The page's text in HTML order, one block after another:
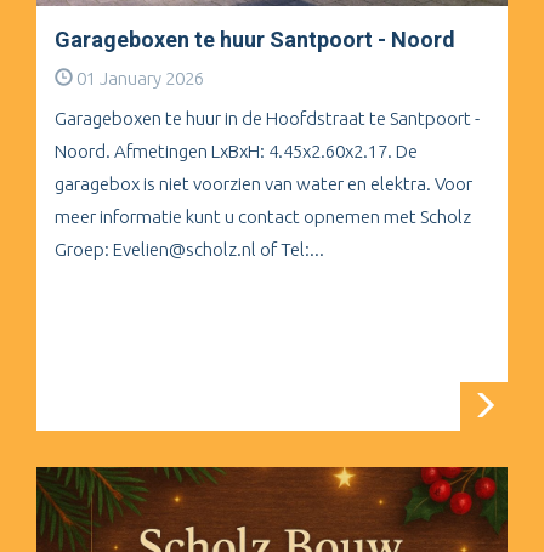
Garageboxen te huur Santpoort - Noord
01 January 2026
Garageboxen te huur in de Hoofdstraat te Santpoort -
Noord. Afmetingen LxBxH: 4.45x2.60x2.17. De
garagebox is niet voorzien van water en elektra. Voor
meer informatie kunt u contact opnemen met Scholz
Groep: Evelien@scholz.nl of Tel:...